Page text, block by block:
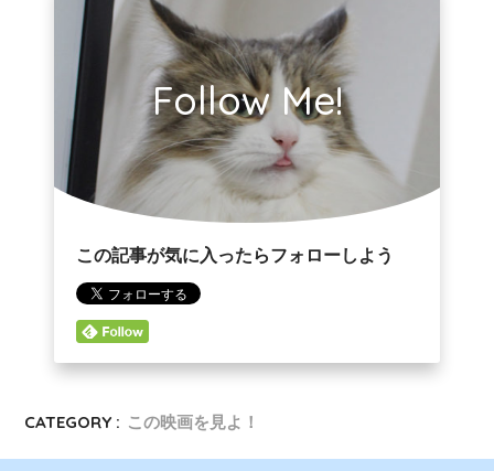
Follow Me!
この記事が気に入ったらフォローしよう
CATEGORY : この映画を見よ！